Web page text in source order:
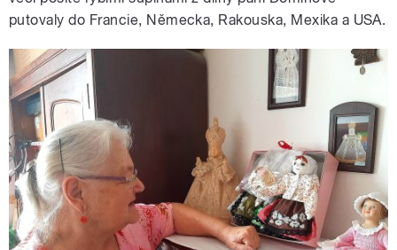
putovaly do Francie, Německa, Rakouska, Mexika a USA.